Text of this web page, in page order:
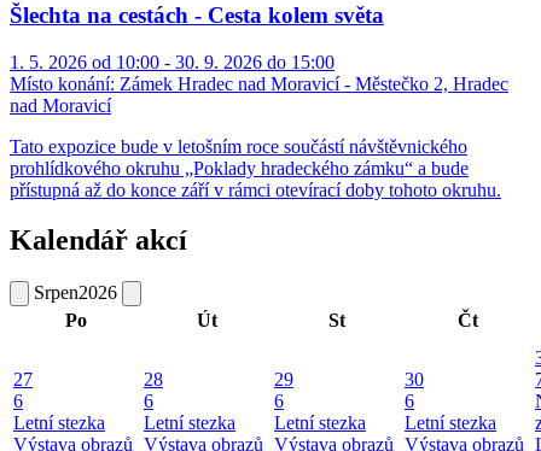
Šlechta na cestách - Cesta kolem světa
1. 5. 2026 od 10:00 - 30. 9. 2026 do 15:00
Místo konání: Zámek Hradec nad Moravicí - Městečko 2, Hradec
nad Moravicí
Tato expozice bude v letošním roce součástí návštěvnického
prohlídkového okruhu „Poklady hradeckého zámku“ a bude
přístupná až do konce září v rámci otevírací doby tohoto okruhu.
Kalendář akcí
Srpen2026
Po
Út St Čt
27
6
Letní stezka
Výstava obrazů
28
6
Letní stezka
Výstava obrazů
29
6
Letní stezka
Výstava obrazů
30
6
Letní stezka
Výstava obrazů